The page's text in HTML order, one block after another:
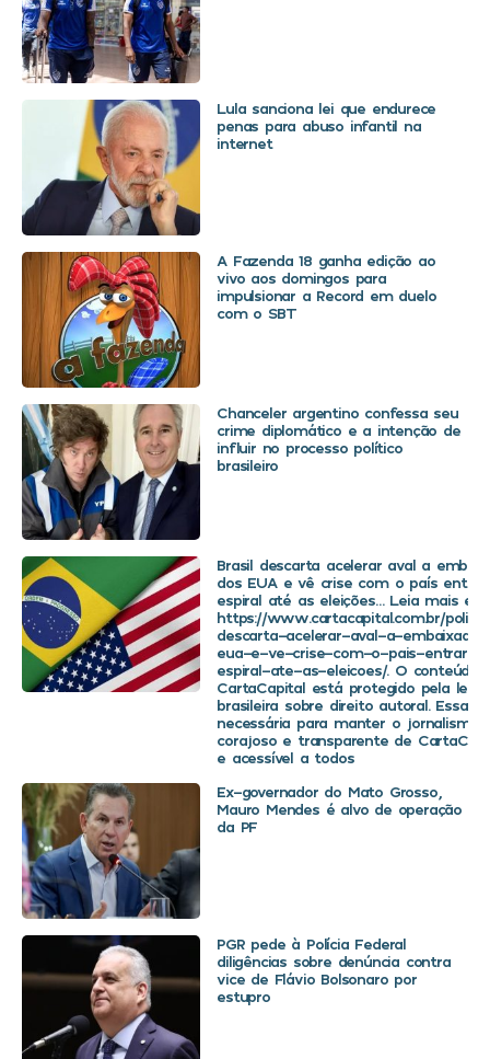
Lula sanciona lei que endurece
penas para abuso infantil na
internet
A Fazenda 18 ganha edição ao
vivo aos domingos para
impulsionar a Record em duelo
com o SBT
Chanceler argentino confessa seu
crime diplomático e a intenção de
influir no processo político
brasileiro
Brasil descarta acelerar aval a
dos EUA e vê crise com o país
espiral até as eleições… Leia mais em
https://www.cartacapital.com.br/
descarta-acelerar-aval-a-
eua-e-ve-crise-com-o-pais-entrar-
espiral-ate-as-eleicoes/. O conteúdo
CartaCapital está protegido pela
brasileira sobre direito autoral. Essa
necessária para manter o jornalismo
corajoso e transparente de
e acessível a todos
Ex-governador do Mato Grosso,
Mauro Mendes é alvo de operação
da PF
PGR pede à Polícia Federal
diligências sobre denúncia contra
vice de Flávio Bolsonaro por
estupro